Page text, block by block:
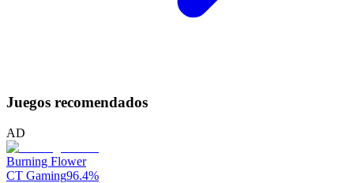
Juegos recomendados
AD
Burning Flower
CT Gaming96.4%